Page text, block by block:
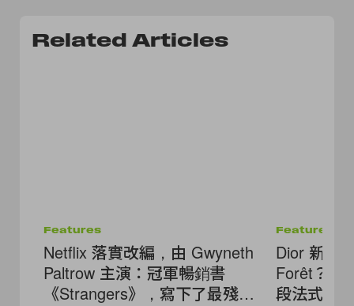
Related Articles
Features
Netflix 落實改編，由 Gwyneth
Paltrow 主演：冠軍暢銷書
《Strangers》，寫下了最殘酷
Features
Dior 新包
Forêt？原
段法式詩